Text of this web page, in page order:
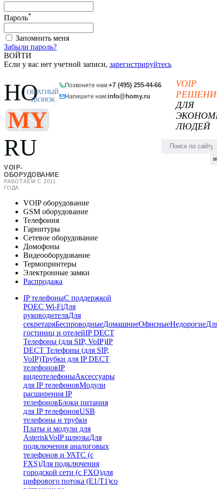
Пароль*
Запомнить меня
Забыли пароль?
ВОЙТИ
Если у вас нет учетной записи, зарегистрируйтесь
HO
MY
RU
VOIP-
ОБОРУДОВАНИЕ
РАБОТАЕМ С 2011
ГОДА
Позвоните нам:+7 (495) 255-44-66
Напишите нам:info@homy.ru
ОБРАТНЫЙ
ЗВОНОК
VOIP
ДЛЯ
ЛЮДЕЙ
VOIP оборудование
GSM оборудование
Телефония
Гарнитуры
Сетевое оборудование
Домофоны
Видеооборудование
Термопринтеры
Электронные замки
Распродажа
IP телефоныС поддержкой
POEC Wi-FiДля
руководителяДля
секретаряБеспроводныеДомашниеОфисныеНедорогие
гостиниц и отелейIP DECT
Телефоны (для SIP, VoIP)IP
DECT Телефоны (для SIP,
VoIP)Трубки для IP DECT
телефоновIP
видеотелефоныАксессуары
для IP телефоновМодули
расширения IP
телефоновБлоки питания
для IP телефоновUSB
телефоны и трубки
Платы и модули для
AsteriskVoIP шлюзыДля
подключения аналоговых
телефонов и УАТС (с
FXS)Для подключения
городской сети (с FXO)для
цифрового потока (E1/T1)со